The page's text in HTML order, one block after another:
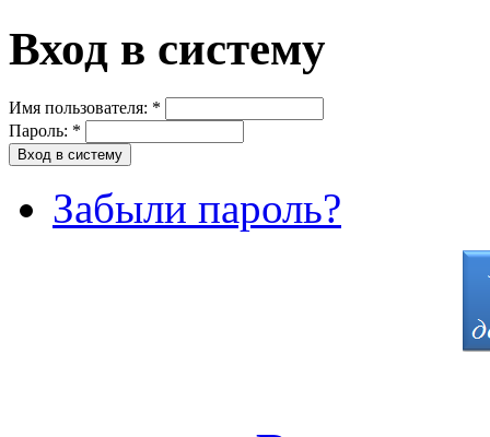
Вход в систему
Имя пользователя: *
Пароль: *
Забыли пароль?